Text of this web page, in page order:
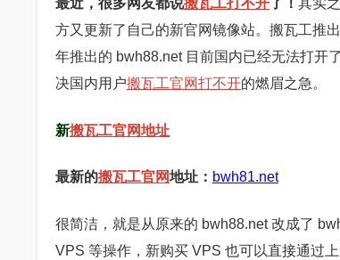
最近，很多网友都说搬瓦工打不开了！ 其实
方又更新了自己的新官网镜像站。搬瓦工推
年推出的 bwh88.net 目前国内已经无法打开
决国内用户搬瓦工官网打不开的燃眉之急。
新搬瓦工官网地址
最新的搬瓦工官网地址： bwh81.net
很简洁，就是从原来的 bwh88.net 改成了
VPS 等操作，新购买 VPS 也可以直接通过上